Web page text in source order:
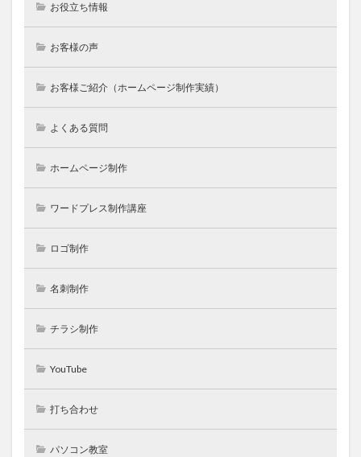
お役立ち情報
お客様の声
お客様ご紹介（ホームページ制作実績）
よくある質問
ホームページ制作
ワードプレス制作講座
ロゴ制作
名刺制作
チラシ制作
YouTube
打ち合わせ
パソコン教室